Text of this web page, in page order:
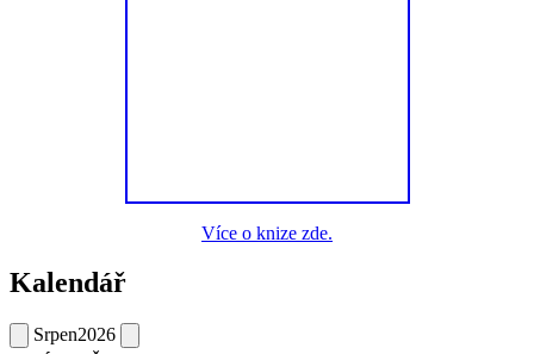
Více o knize zde.
Kalendář
Srpen2026